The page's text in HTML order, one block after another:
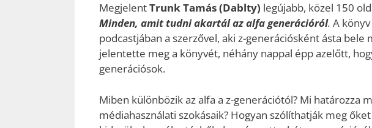
MegjelentTrunk Tamás (Dablty) legújabb, közel 150
Minden, amit tudni akartál az alfa generációról. A
podcastjában a szerzővel, aki z-generációsként ásta bele
jelentette meg a könyvét, néhány nappal épp azelőtt,
generációsok.
Miben különbözik az alfa a z-generációtól? Mi határozza
médiahasználati szokásaik? Hogyan szólíthatják meg